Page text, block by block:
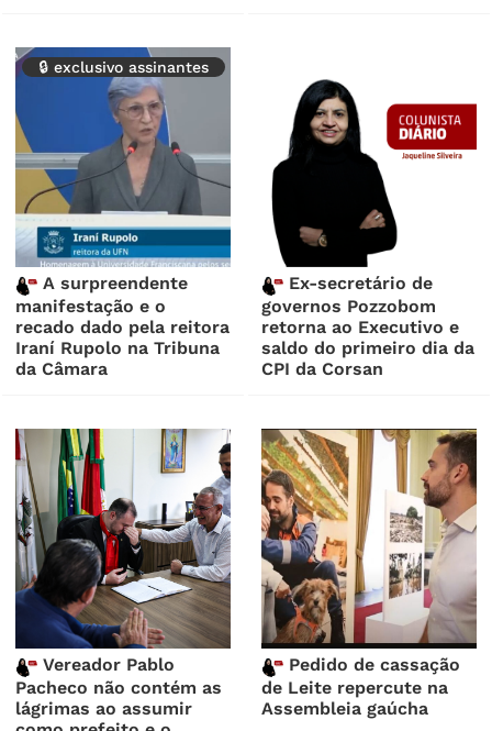
🔒 exclusivo assinantes
A surpreendente
manifestação e o
recado dado pela reitora
Iraní Rupolo na Tribuna
da Câmara
Ex-secretário de
governos Pozzobom
retorna ao Executivo e
saldo do primeiro dia da
CPI da Corsan
Vereador Pablo
Pacheco não contém as
lágrimas ao assumir
Pedido de cassação
de Leite repercute na
Assembleia gaúcha